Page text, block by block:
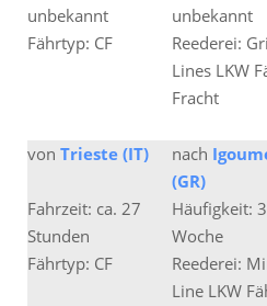
unbekannt
unbekannt
Fährtyp: CF
Reederei:
Lines LKW
Fracht
von Trieste (IT) nach
(GR)
Fahrzeit: ca. 27
Stunden
Häufigkeit:
Woche
Fährtyp: CF
Reederei:
Line LKW